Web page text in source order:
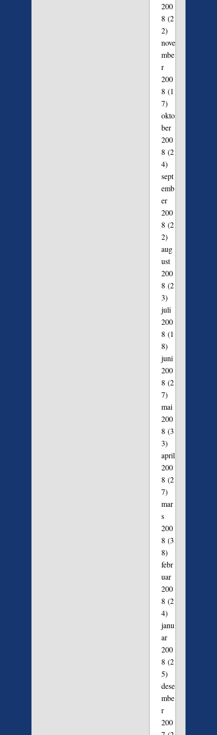
200
8 (2
2)
nove
mbe
r
200
8 (1
7)
okto
ber
200
8 (2
4)
sept
emb
er
200
8 (2
2)
aug
ust
200
8 (2
3)
juli
200
8 (1
8)
juni
200
8 (2
7)
mai
200
8 (3
3)
april
200
8 (2
7)
mar
s
200
8 (3
8)
febr
uar
200
8 (2
4)
janu
ar
200
8 (2
5)
dese
mbe
r
200